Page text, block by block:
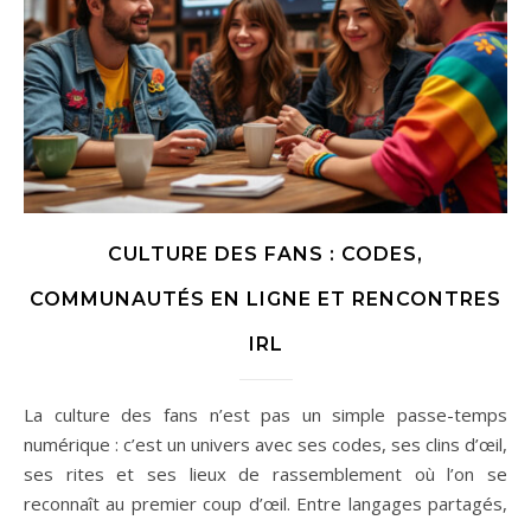
CULTURE DES FANS : CODES,
COMMUNAUTÉS EN LIGNE ET RENCONTRES
IRL
La culture des fans n’est pas un simple passe-temps
numérique : c’est un univers avec ses codes, ses clins d’œil,
ses rites et ses lieux de rassemblement où l’on se
reconnaît au premier coup d’œil. Entre langages partagés,